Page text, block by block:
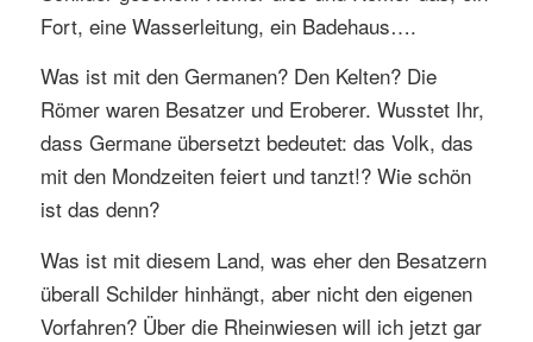
Fort, eine Wasserleitung, ein Badehaus….
Was ist mit den Germanen? Den Kelten? Die
Römer waren Besatzer und Eroberer. Wusstet Ihr,
dass Germane übersetzt bedeutet: das Volk, das
mit den Mondzeiten feiert und tanzt!? Wie schön
ist das denn?
Was ist mit diesem Land, was eher den Besatzern
überall Schilder hinhängt, aber nicht den eigenen
Vorfahren? Über die Rheinwiesen will ich jetzt gar